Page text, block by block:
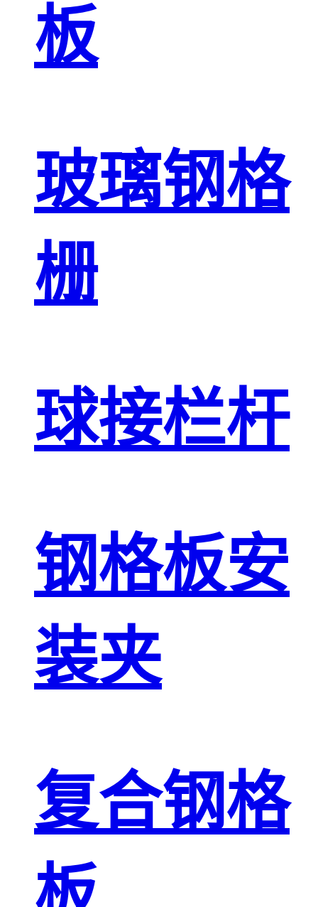
板
玻璃钢格
栅
球接栏杆
钢格板安
装夹
复合钢格